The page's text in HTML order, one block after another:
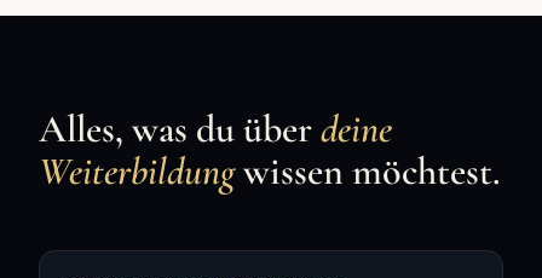
Alles, was du überdeine
Weiterbildungwissen möchtest.